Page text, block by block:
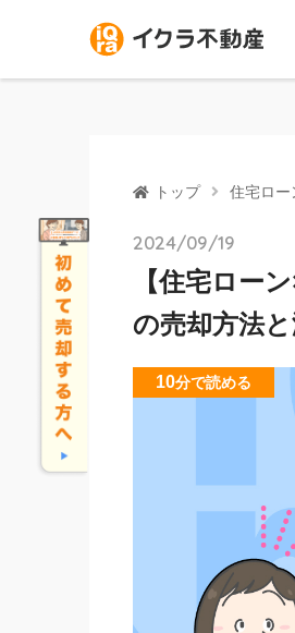
トップ 住宅ロー
2024/09/19
【住宅ロー
の売却方法
10分で読める